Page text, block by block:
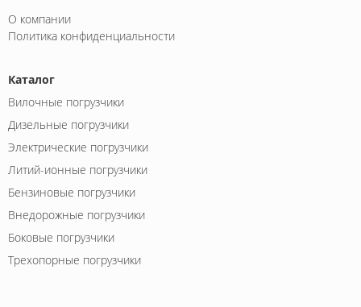
О компании
Политика конфиденциальности
Каталог
Вилочные погрузчики
Дизельные погрузчики
Электрические погрузчики
Литий-ионные погрузчики
Бензиновые погрузчики
Внедорожные погрузчики
Боковые погрузчики
Трехопорные погрузчики